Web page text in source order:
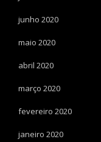
junho 2020
maio 2020
abril 2020
março 2020
fevereiro 2020
janeiro 2020